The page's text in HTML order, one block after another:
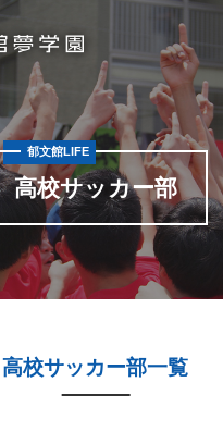
高校サッカー部
郁文館LIFE
高校サッカー部一覧